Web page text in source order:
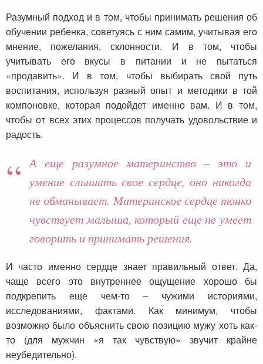
Разумный подход и в том, чтобы принимать решения об
обучении ребенка, советуясь с ним самим, учитывая его
мнение, пожелания, склонности. И в том, чтобы
учитывать его вкусы в питании и не пытаться
«продавить». И в том, чтобы выбирать свой путь
воспитания, используя разный опыт и методики в той
компоновке, которая подойдет именно вам. И в том,
чтобы от всех этих процессов получать удовольствие и
радость.
А еще разумное материнство – это и
умение слышать свое сердце, оно никогда
не обманывает. Материнское сердце тонко
чувствует малыша, который еще не умеет
говорить и принимать решения.
И часто именно сердце знает правильный ответ. Да,
чаще всего это внутреннее ощущение хорошо бы
подкрепить еще чем-то – чужими историями,
исследованиями, фактами. Как минимум, чтобы
возможно было объяснить свою позицию мужу хоть как-
то (для мужчин «я так чувствую» звучит крайне
неубедительно).